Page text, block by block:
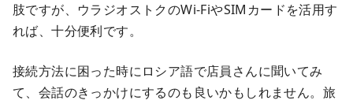
肢ですが、ウラジオストクのWi-FiやSIMカードを活用す
れば、十分便利です。
接続方法に困った時にロシア語で店員さんに聞いてみ
て、会話のきっかけにするのも良いかもしれません。旅